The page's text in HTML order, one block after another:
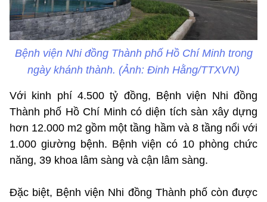
Bệnh viện Nhi đồng Thành phố Hồ Chí Minh trong
ngày khánh thành. (Ảnh: Đinh Hằng/TTXVN)
Với kinh phí 4.500 tỷ đồng, Bệnh viện Nhi đồng
Thành phố Hồ Chí Minh có diện tích sàn xây dựng
hơn 12.000 m2 gồm một tầng hầm và 8 tầng nổi với
1.000 giường bệnh. Bệnh viện có 10 phòng chức
năng, 39 khoa lâm sàng và cận lâm sàng.
Đặc biệt, Bệnh viện Nhi đồng Thành phố còn được